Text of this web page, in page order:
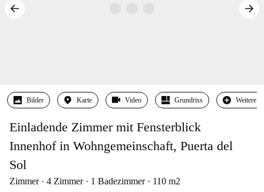
Bilder Karte Video Grundriss Weitere
Einladende Zimmer mit Fensterblick
Innenhof in Wohngemeinschaft, Puerta del
Sol
Zimmer 4 Zimmer 1 Badezimmer 110 m2